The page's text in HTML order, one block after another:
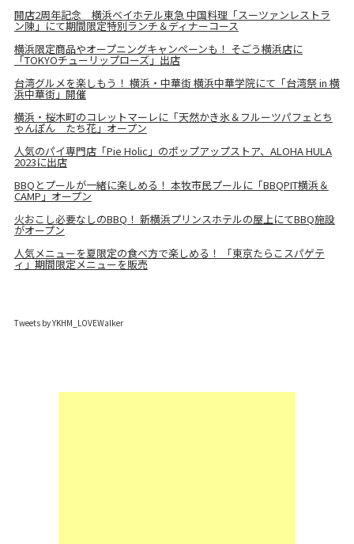
開店2周年記念 横浜ベイホテル東急 中国料理「スーツァンレストラ
ン陳」にて期間限定特別ランチ＆ディナーコース
横浜限定商品やオープニングキャンペーンも！ そごう横浜店に
「TOKYOチューリップローズ」出店
台湾グルメを楽しもう！ 横浜・中華街 横浜中華学院にて「台湾祭 in 横
浜中華街」開催
横浜・桜木町のコレットマーレに「天然かき氷＆フルーツパフェとち
ゃんぽん たち花」オープン
人気のパイ専門店「Pie Holic」のポップアップストア、ALOHA HULA
2023に出店
BBQとプールが一緒に楽しめる！ 本牧市民プールに「BBQPIT横浜＆
CAMP」オープン
火おこし必要なしのBBQ！ 新横浜プリンスホテルの屋上にてBBQ施設
がオープン
人気メニューを夏限定の食べ方で楽しめる！ 「東京たらこスパゲテ
ィ」期間限定メニューを販売
Tweets by YKHM_LOVEWalker